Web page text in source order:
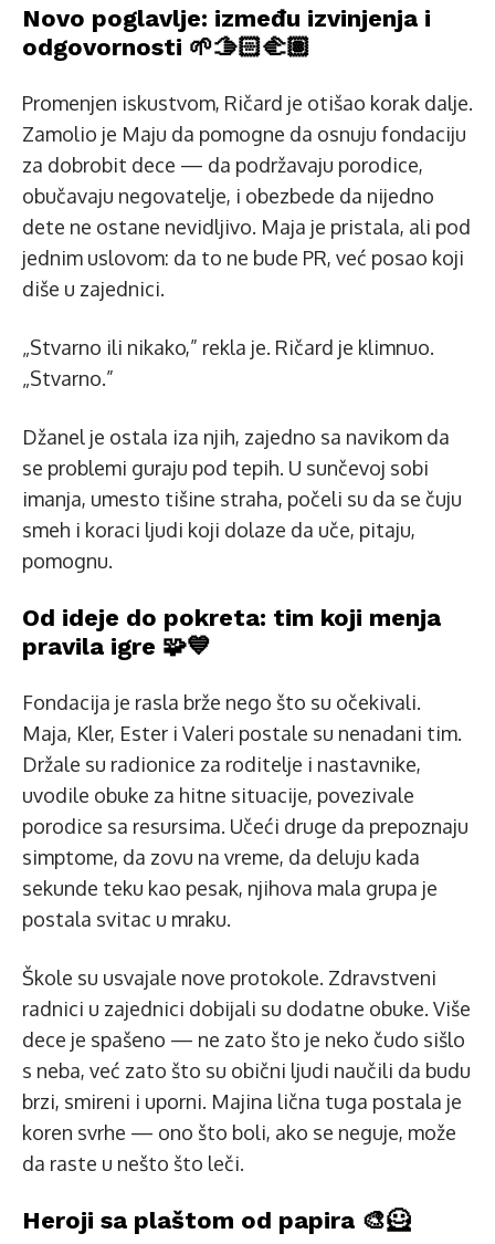
Novo poglavlje: između izvinjenja i
odgovornosti 🌱🫱🏻‍🫲🏽
Promenjen iskustvom, Ričard je otišao korak dalje.
Zamolio je Maju da pomogne da osnuju fondaciju
za dobrobit dece — da podržavaju porodice,
obučavaju negovatelje, i obezbede da nijedno
dete ne ostane nevidljivo. Maja je pristala, ali pod
jednim uslovom: da to ne bude PR, već posao koji
diše u zajednici.
„Stvarno ili nikako,” rekla je. Ričard je klimnuo.
„Stvarno.”
Džanel je ostala iza njih, zajedno sa navikom da
se problemi guraju pod tepih. U sunčevoj sobi
imanja, umesto tišine straha, počeli su da se čuju
smeh i koraci ljudi koji dolaze da uče, pitaju,
pomognu.
Od ideje do pokreta: tim koji menja
pravila igre 🧩💙
Fondacija je rasla brže nego što su očekivali.
Maja, Kler, Ester i Valeri postale su nenadani tim.
Držale su radionice za roditelje i nastavnike,
uvodile obuke za hitne situacije, povezivale
porodice sa resursima. Učeći druge da prepoznaju
simptome, da zovu na vreme, da deluju kada
sekunde teku kao pesak, njihova mala grupa je
postala svitac u mraku.
Škole su usvajale nove protokole. Zdravstveni
radnici u zajednici dobijali su dodatne obuke. Više
dece je spašeno — ne zato što je neko čudo sišlo
s neba, već zato što su obični ljudi naučili da budu
brzi, smireni i uporni. Majina lična tuga postala je
koren svrhe — ono što boli, ako se neguje, može
da raste u nešto što leči.
Heroji sa plaštom od papira 🎨🦸